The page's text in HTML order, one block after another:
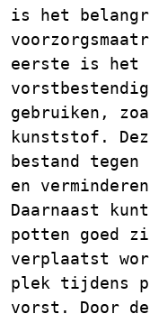
is het
eerste is het
gebruiken,
kunststof.
bestand tegen
en
Daarnaast
potten goed
verplaatst
plek tijdens
vorst. Door